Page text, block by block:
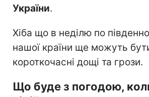
України.
Хіба що в неділю по
нашої країни ще можуть
короткочасні дощі та грози.
Що буде з погодою,